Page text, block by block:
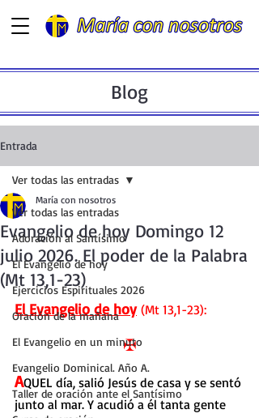
Blog
Entrada
Ver todas las entradas
Adoración al Santísimo
El Evangelio de hoy
Ejercicios Espirituales 2026
Oración de la mañana
El Evangelio en un minuto
Evangelio Dominical. Año A.
Taller de oración ante el Santísimo
Ver todas las entradas
Evangelio de hoy Domingo 12
julio 2026. El poder de la Palabra
(Mt 13,1-23)
María con nosotros
El Evangelio de hoy (Mt 13,1-23):
✠
AQUEL día, salió Jesús de casa y se sentó
junto al mar. Y acudió a él tanta gente